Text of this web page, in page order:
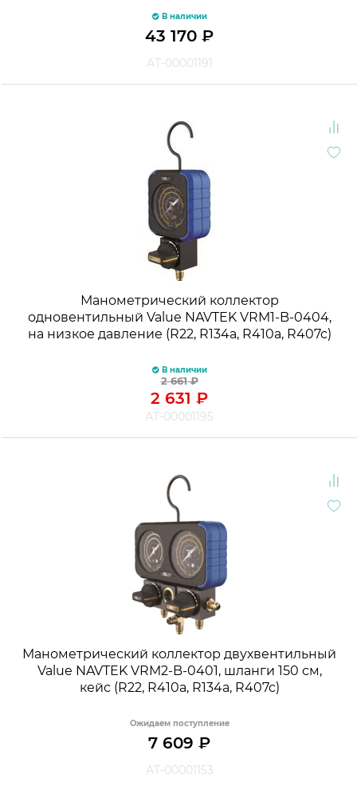
В наличии
43 170 ₽
АТ-00001191
Манометрический коллектор
одновентильный Value NAVTEK VRM1-B-0404,
на низкое давление (R22, R134a, R410a, R407c)
В наличии
2 661₽
2 631 ₽
АТ-00001195
Манометрический коллектор двухвентильный
Value NAVTEK VRM2-B-0401, шланги 150 см,
кейс (R22, R410a, R134a, R407c)
Ожидаем поступление
7 609 ₽
АТ-00001153